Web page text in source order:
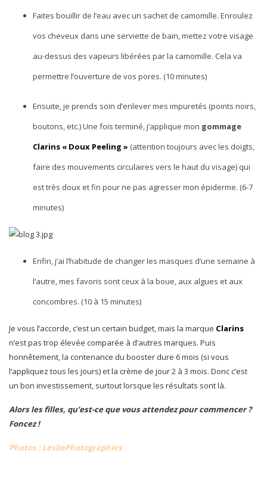
Faites bouillir de l’eau avec un sachet de camomille. Enroulez
vos cheveux dans une serviette de bain, mettez votre visage
au-dessus des vapeurs libérées par la camomille. Cela va
permettre l’ouverture de vos pores. (10 minutes)
Ensuite, je prends soin d’enlever mes impuretés (points noirs,
boutons, etc.) Une fois terminé, j’applique mon gommage
Clarins « Doux Peeling » (attention toujours avec les doigts,
faire des mouvements circulaires vers le haut du visage) qui
est très doux et fin pour ne pas agresser mon épiderme. (6-7
minutes)
Enfin, j’ai l’habitude de changer les masques d’une semaine à
l’autre, mes favoris sont ceux à la boue, aux algues et aux
concombres. (10 à 15 minutes)
Je vous l’accorde, c’est un certain budget, mais la marque Clarins
n’est pas trop élevée comparée à d’autres marques. Puis
honnêtement, la contenance du booster dure 6 mois (si vous
l’appliquez tous les jours) et la crème de jour 2 à 3 mois. Donc c’est
un bon investissement, surtout lorsque les résultats sont là.
Alors les filles, qu’est-ce que vous attendez pour commencer ?
Foncez !
Photos :LesliePhotographies